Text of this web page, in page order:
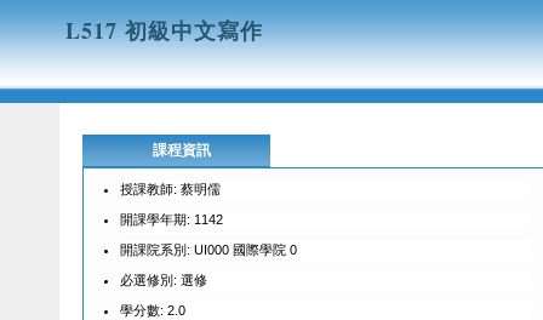
L517 初級中文寫作
課程資訊
授課教師: 蔡明儒
開課學年期: 1142
開課院系別: UI000 國際學院 0
必選修別: 選修
學分數: 2.0